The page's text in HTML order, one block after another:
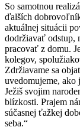
So samotnou
ďalších
aktuálnej situácii
dodržiavať odstup,
pracovať z domu.
kolegov,
Zdržiavame sa
uvedomujeme, ako
Ježiš svojim
blízkosti. Prajem
súčasnej ťažkej
seba.“